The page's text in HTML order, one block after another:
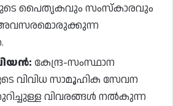
പൈതൃകവും സംസ്കാരവും
അവസരമൊരുക്കുന്ന
കേന്ദ്ര-സംസ്ഥാന
വിവിധ സാമൂഹിക സേവന
വിവരങ്ങൾ നൽകുന്ന